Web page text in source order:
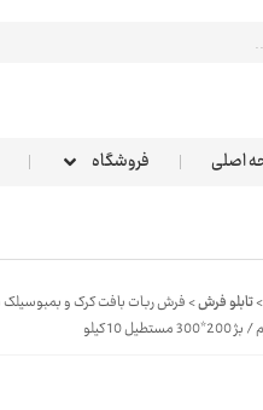
اصلی فروشگاه
>تابلو فرش>